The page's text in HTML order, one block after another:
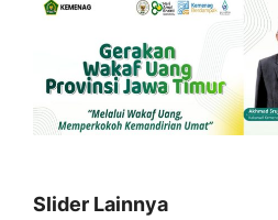
Slider Lainnya